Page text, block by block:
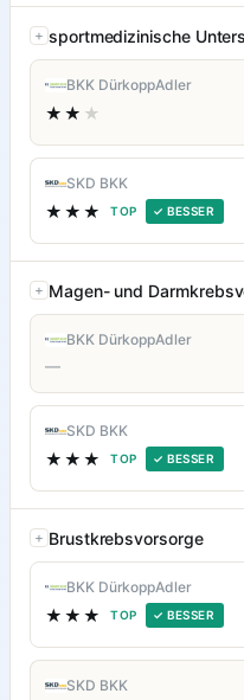
sportmedizinische
BKK DürkoppAdler
★★ ★
SKD BKK
★★★ TOP ✓ BESSER
Magen- und
BKK DürkoppAdler
—
SKD BKK
★★★ TOP ✓ BESSER
Brustkrebsvorsorge
BKK DürkoppAdler
★★★ TOP ✓ BESSER
SKD BKK